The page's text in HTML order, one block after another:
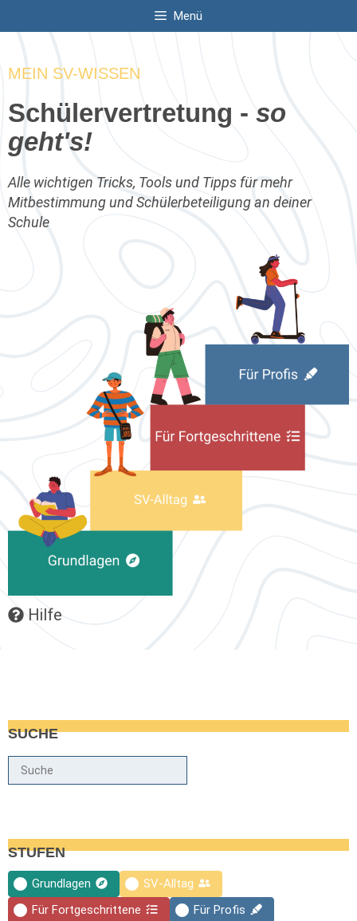
Inhalt
Menü
MEIN SV-WISSEN
Schülervertretung - so
geht's!
Alle wichtigen Tricks, Tools und Tipps für mehr
Mitbestimmung und Schülerbeteiligung an deiner
Schule
Hilfe
SUCHE
Suche
STUFEN
Grundlagen
SV-Alltag
Für Fortgeschrittene
Für Profis